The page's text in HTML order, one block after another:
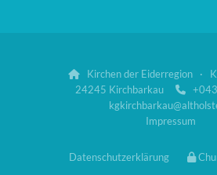

Kirchen der Eiderregion ·
24245 Kirchbarkau

Impressum
Datenschutzerklärung